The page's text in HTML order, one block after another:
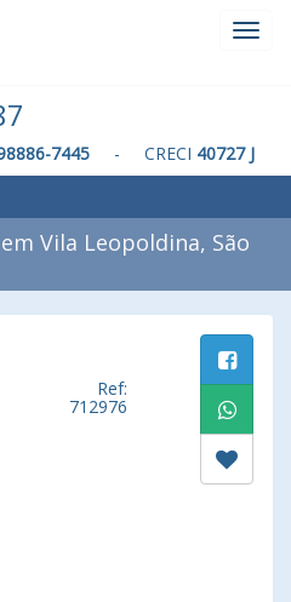
7445 - CRECI 40727 J
Vila Leopoldina, São
Ref:
712976